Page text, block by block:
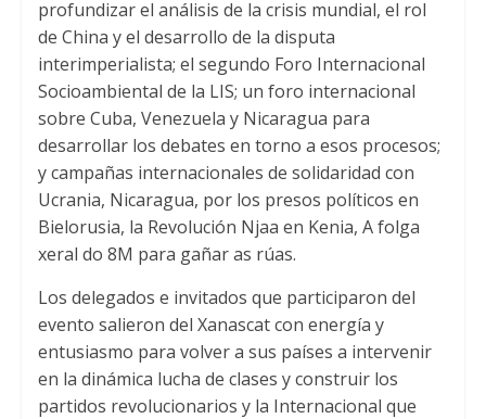
profundizar el análisis de la crisis mundial, el rol
de China y el desarrollo de la disputa
interimperialista; el segundo Foro Internacional
Socioambiental de la LIS; un foro internacional
sobre Cuba, Venezuela y Nicaragua para
desarrollar los debates en torno a esos procesos;
y campañas internacionales de solidaridad con
Ucrania, Nicaragua, por los presos políticos en
Bielorusia, la Revolución Njaa en Kenia, A folga
xeral do 8M para gañar as rúas.
Los delegados e invitados que participaron del
evento salieron del Xanascat con energía y
entusiasmo para volver a sus países a intervenir
en la dinámica lucha de clases y construir los
partidos revolucionarios y la Internacional que